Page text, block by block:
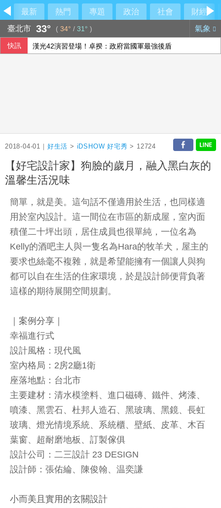
最新 熱門 專題 政治 社會
財經
臺北市 33° ( 34° / 31° ) 氣象
快訊 漢光42演習登場！卓揆：政府當國軍最強後盾
2018-04-01｜ 好生活 > iDSHOW 好宅秀 > 12724
【好宅設計家】狗臉的歲月，融入黑白灰的
溫馨生活況味
簡單，就是美。這句話不僅適用於生活，也同樣適
用於室內設計。這一間位在市區的新成屋，室內面
積僅二十坪出頭，居住成員也很單純，一位名為
Kelly的酒吧主人與一隻名為Hara的牧羊犬，屋主的
要求也絲毫不複雜，就是希望能擁有一個讓人與狗
都可以自在生活的住家環境，於是設計師便背負著
這樣的期待展開空間規劃。
｜案例分享｜
幸福進行式
設計風格：現代風
室內格局：2房2廳1衛
座落地點：台北市
主要建材：清水模塗料、進口磁磚、鐵件、烤漆、
噴漆、黑雲石、杜邦人造石、黑玻璃、黑鏡、長虹
玻璃、燈光情境系統、系統櫃、壁紙、皮革、木百
葉窗、超耐磨地板、訂製傢俱
設計公司：二三設計 23 DESIGN
設計師：張佑綸、陳俊翰、温奕謙
小而美且實用的玄關設計